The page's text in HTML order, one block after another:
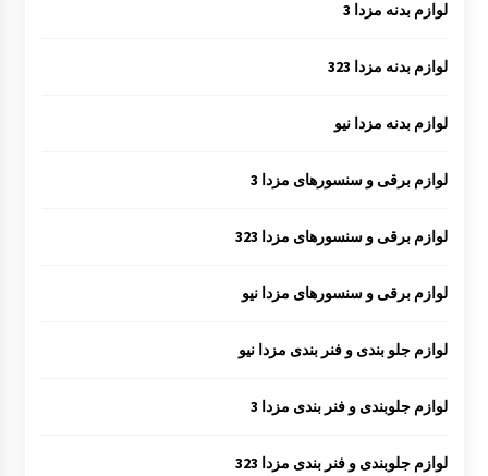
لوازم بدنه مزدا 3
لوازم بدنه مزدا 323
لوازم بدنه مزدا نیو
لوازم برقی و سنسورهای مزدا 3
لوازم برقی و سنسورهای مزدا 323
لوازم برقی و سنسورهای مزدا نیو
لوازم جلو بندی و فنر بندی مزدا نیو
لوازم جلوبندی و فنر بندی مزدا 3
لوازم جلوبندی و فنر بندی مزدا 323